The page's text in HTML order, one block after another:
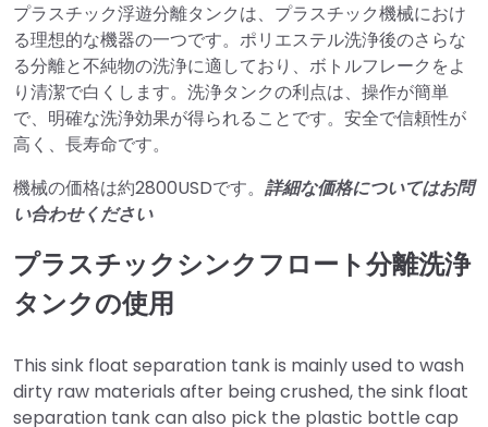
プラスチック浮遊分離タンクは、プラスチック機械におけ
る理想的な機器の一つです。ポリエステル洗浄後のさらな
る分離と不純物の洗浄に適しており、ボトルフレークをよ
り清潔で白くします。洗浄タンクの利点は、操作が簡単
で、明確な洗浄効果が得られることです。安全で信頼性が
高く、長寿命です。
機械の価格は約2800USDです。 詳細な価格についてはお問
い合わせください
プラスチックシンクフロート分離洗浄
タンクの使用
This sink float separation tank is mainly used to wash
dirty raw materials after being crushed, the sink float
separation tank can also pick the plastic bottle cap